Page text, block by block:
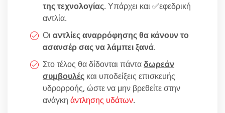
της τεχνολογίας. Υπάρχει και ✅εφεδρική
αντλία.
Οι αντλίες αναρρόφησης θα κάνουν το
ασανσέρ σας να λάμπει ξανά.
Στο τέλος θα δίδονται πάνταδωρεάν
συμβουλές και υποδείξεις επισκευής
υδρορροής, ώστε να μην βρεθείτε στην
ανάγκη άντλησης υδάτων.